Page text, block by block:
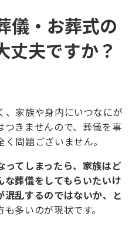
儀・お葬式の
丈夫ですか？
、家族や身内にいつなにが
きませんので、葬儀を事
問題ございません。
ってしまったら、家族はど
な葬儀をしてもらいたいけ
混乱するのではないか、と
多いのが現状です。